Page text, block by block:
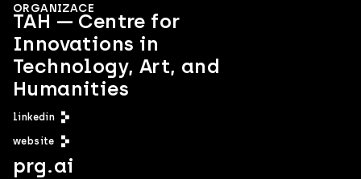
ORGANIZACE
TAH — Centre for
Innovations in
Technology, Art, and
Humanities
linkedin
website
prg.ai